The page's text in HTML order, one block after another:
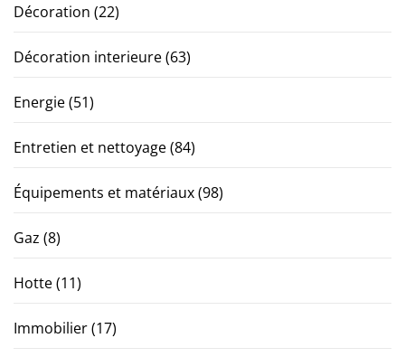
Décoration (22)
Décoration interieure(63)
Energie(51)
Entretien et nettoyage(84)
Équipements et matériaux(98)
Gaz (8)
Hotte(11)
Immobilier(17)